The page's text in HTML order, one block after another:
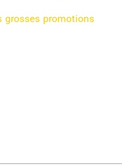
grosses promotions